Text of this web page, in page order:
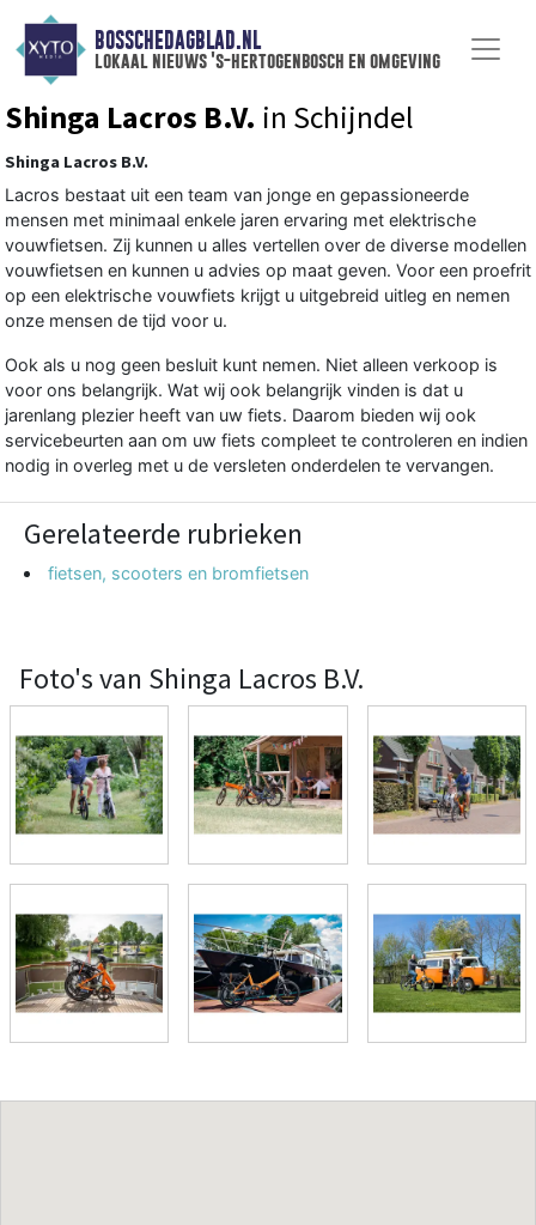
BOSSCHEDAGBLAD.NL
lokaal nieuws 's-hertogenbosch en omgeving
Shinga Lacros B.V. in Schijndel
Shinga Lacros B.V.
Lacros bestaat uit een team van jonge en gepassioneerde
mensen met minimaal enkele jaren ervaring met elektrische
vouwfietsen. Zij kunnen u alles vertellen over de diverse modellen
vouwfietsen en kunnen u advies op maat geven. Voor een proefrit
op een elektrische vouwfiets krijgt u uitgebreid uitleg en nemen
onze mensen de tijd voor u.
Ook als u nog geen besluit kunt nemen. Niet alleen verkoop is
voor ons belangrijk. Wat wij ook belangrijk vinden is dat u
jarenlang plezier heeft van uw fiets. Daarom bieden wij ook
servicebeurten aan om uw fiets compleet te controleren en indien
nodig in overleg met u de versleten onderdelen te vervangen.
Gerelateerde rubrieken
fietsen, scooters en bromfietsen
Foto's van Shinga Lacros B.V.